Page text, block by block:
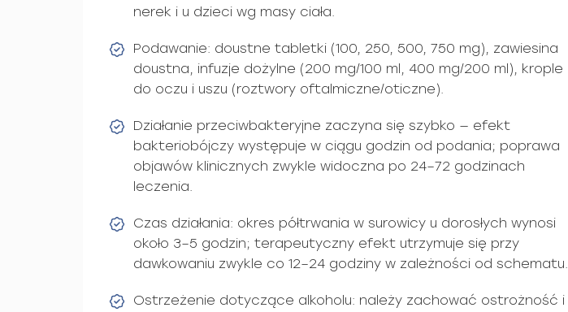
nerek i u dzieci wg masy ciała.
Podawanie: doustne tabletki (100, 250, 500, 750 mg), zawiesina
doustna, infuzje dożylne (200 mg/100 ml, 400 mg/200 ml), krople
do oczu i uszu (roztwory oftalmiczne/oticzne).
Działanie przeciwbakteryjne zaczyna się szybko — efekt
bakteriobójczy występuje w ciągu godzin od podania; poprawa
objawów klinicznych zwykle widoczna po 24–72 godzinach
leczenia.
Czas działania: okres półtrwania w surowicy u dorosłych wynosi
około 3–5 godzin; terapeutyczny efekt utrzymuje się przy
dawkowaniu zwykle co 12–24 godziny w zależności od schematu.
Ostrzeżenie dotyczące alkoholu: należy zachować ostrożność i